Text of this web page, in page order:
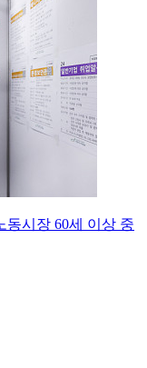
동시장 60세 이상 중